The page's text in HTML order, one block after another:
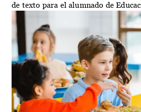
de texto para el alumnado de